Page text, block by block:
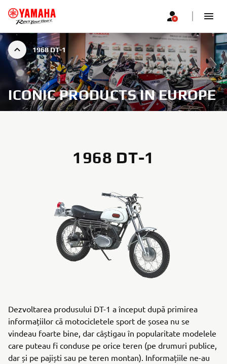
1968 DT-1
ICONIC PRODUCTS IN EUROPE
1968 DT-1
Dezvoltarea produsului DT-1 a început după primirea
informațiilor că motocicletele sport de șosea nu se
vindeau foarte bine, dar câștigau în popularitate modelele
care puteau fi conduse pe orice teren (pe drumuri publice,
dar și pe pajiști sau pe teren montan). Informațiile ne-au